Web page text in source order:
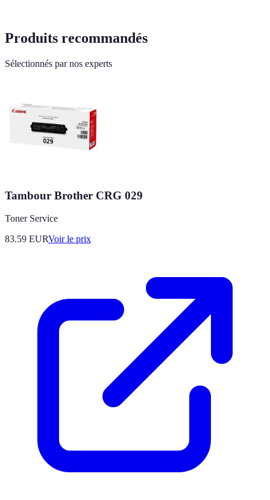
Produits recommandés
Sélectionnés par nos experts
Tambour Brother CRG 029
Toner Service
83.59 EURVoir le prix